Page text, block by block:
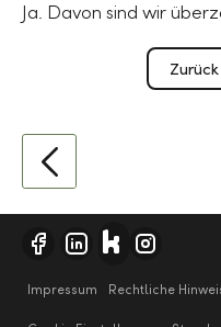
Ja. Davon sind wir
Impressum Rechtliche